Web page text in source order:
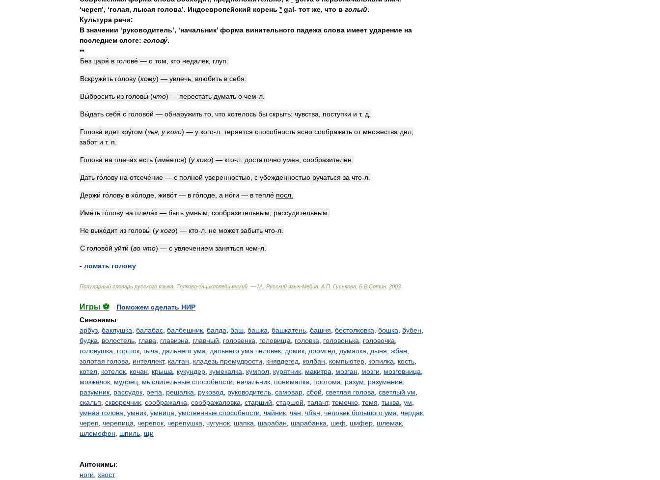
‘череп’, ‘голая, лысая голова’. Индоевропейский корень * gal- тот же, что в голый.
Культура речи:
В значении ‘руководитель’, ‘начальник’ форма винительного падежа слова имеет ударение на
последнем слоге: голову́.
••
Без царя́ в голове́ — о том кто недалек глуп
Вскружи́ть го́лову (кому) — увлечь влюбить в себя
Вы́бросить из головы́ (что) — перестать думать о чем-л
Вы́дать себя́ с голово́й — обнаружить то что хотелось бы скрыть: чувства поступки и т. д
Голова́ идет кру́гом (чья, у кого) — у кого-л теряется способность ясно соображать от множества дел
забот и т. п
Голова́ на плеча́х есть (име́ется) (у кого) — кто-л достаточно умен сообразителен
Дать го́лову на отсече́ние — с полной уверенностью с убежденностью ручаться за что-л
Держи́ го́лову в хо́лоде живо́т— в го́лоде а но́ги — в тепле́ посл
Име́ть го́лову на плеча́х — быть умным сообразительным рассудительным
Не выхо́дит из головы́ (у кого) — кто-л не может забыть что-л
С голово́й уйти́ (во что) — с увлечением заняться чем-л
- ломать голову
Популярный словарь русского языка Толково-энциклопедический . — М : Русский язык-Медиа А П Гуськова Б В Сотин 2003
Игры ⚽
Поможем сделать НИР
Синонимы:
арбуз баклушка балабас балбешник балда баш башка башкатень башня бестолковка бошка бубен
будка
волостель глава главизна главный головенка головища головка головонька головочка
головушка
горшок гыча дальнего ума дальнего ума человек домик дромгед думалка дыня жбан
золотая голова
интеллект, калган кладезь премудрости княвдегед колбан компьютер копилка кость
котел котелок кочан крыша кукундер кумекалка кумпол курятник макитра мозган мозги мозговница
мозжечок мудрец мыслительные способности начальник понималка протома разум разумение
разумник рассудок репа решалка руковод руководитель самовар сбой светлая голова светлый ум
скальп скворечник соображалка соображаловка старший старшой талант, темечко темя тыква ум
умная голова умник умница умственные способности чайник чан чбан человек большого ума чердак
череп черепица черепок черепушка чугунок шапка шарабан шарабанка шеф шифер шлемак
шлемофон
шпиль щи
Антонимы:
ноги хвост